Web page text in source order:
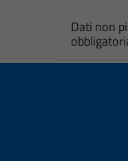
Dati non